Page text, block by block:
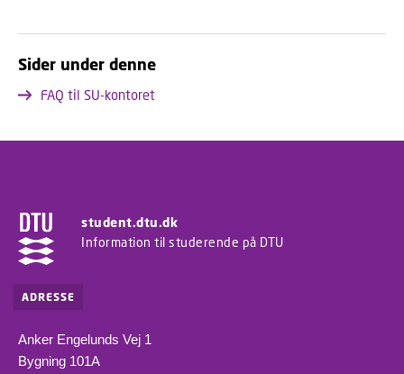
Sider under denne
FAQ til SU-kontoret
student.dtu.dk
Information til studerende på DTU
ADRESSE
Anker Engelunds Vej 1
Bygning 101A